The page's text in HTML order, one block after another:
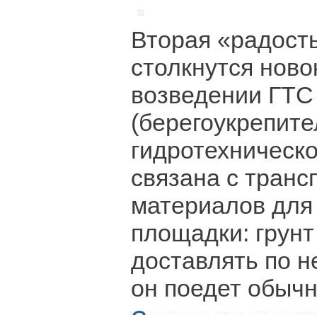
Вторая
столкнутся
возведении ГТС
связана с
материалов
площадки:
доставлять по
он поедет